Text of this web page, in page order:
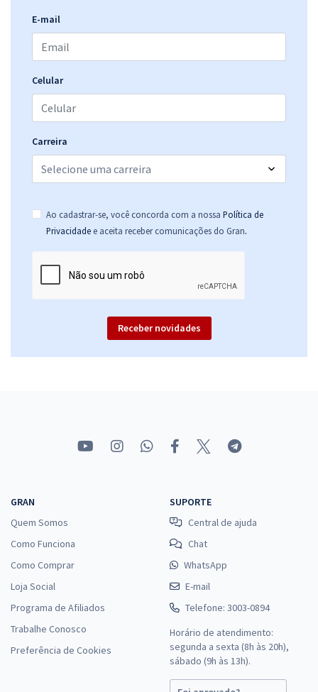
E-mail
Celular
Carreira
Ao cadastrar-se, você concorda com a nossa Política de
Privacidade e aceita receber comunicações do Gran.
Receber novidades
GRAN
Quem Somos
Como Funciona
Como Comprar
Loja Social
Programa de Afiliados
Trabalhe Conosco
Preferência de Cookies
SUPORTE
Central de ajuda
Chat
WhatsApp
E-mail
Telefone: 3003-0894
Horário de atendimento:
segunda a sexta (8h às 20h),
sábado (9h às 13h).